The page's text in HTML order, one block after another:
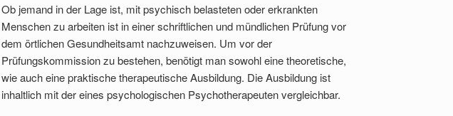
Ob jemand in der Lage ist, mit psychisch belasteten oder erkrankten
Menschen zu arbeiten ist in einer schriftlichen und mündlichen Prüfung vor
dem örtlichen Gesundheitsamt nachzuweisen. Um vor der
Prüfungskommission zu bestehen, benötigt man sowohl eine theoretische,
wie auch eine praktische therapeutische Ausbildung. Die Ausbildung ist
inhaltlich mit der eines psychologischen Psychotherapeuten vergleichbar.